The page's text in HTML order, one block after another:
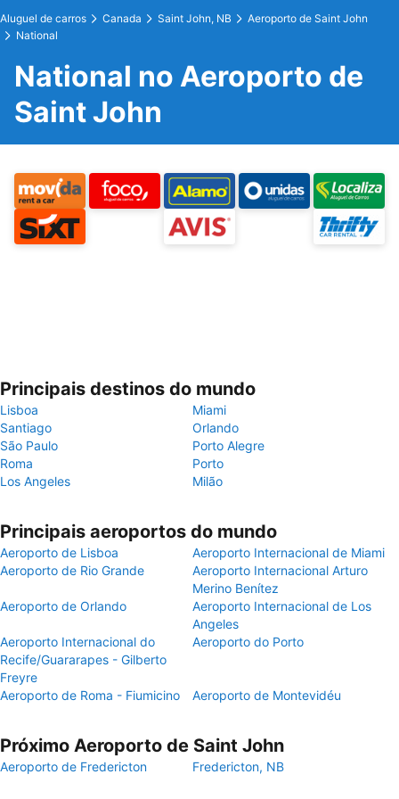
Aluguel de carros Canada Saint John, NB
Aeroporto de Saint John
National
National no Aeroporto de
Saint John
Principais destinos do mundo
Lisboa
Miami
Santiago
Orlando
São Paulo
Porto Alegre
Roma
Porto
Los Angeles
Milão
Principais aeroportos do mundo
Aeroporto de Lisboa
Aeroporto Internacional de Miami
Aeroporto de Rio Grande
Aeroporto Internacional Arturo
Merino Benítez
Aeroporto de Orlando
Aeroporto Internacional de Los
Angeles
Aeroporto Internacional do
Recife/Guararapes - Gilberto
Freyre
Aeroporto do Porto
Aeroporto de Roma - Fiumicino Aeroporto de Montevidéu
Próximo Aeroporto de Saint John
Aeroporto de Fredericton Fredericton, NB